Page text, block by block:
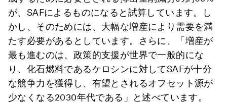
が、SAFによるものになると試算しています。し
かし、そのためには、大幅な増産により需要を満
たす必要があるとしています。さらに、「増産が
最も進むのは、政策的支援が世界で一般的にな
り、化石燃料であるケロシンに対してSAFが十分
な競争力を獲得し、有望とされるオフセット源が
少なくなる2030年代である」と述べています。